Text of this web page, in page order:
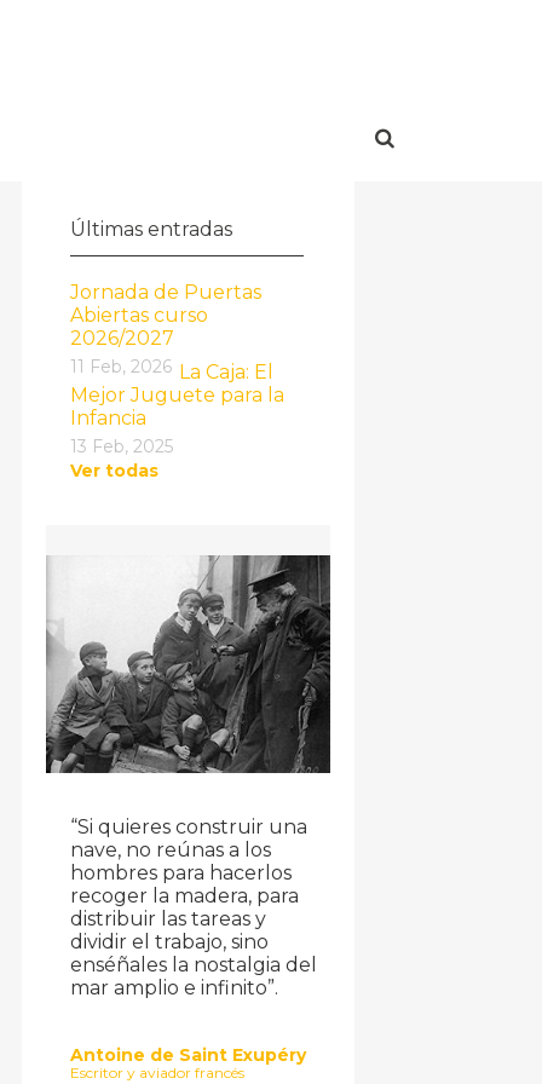
Últimas entradas
Jornada de Puertas
Abiertas curso
2026/2027
11 Feb, 2026 La Caja: El
Mejor Juguete para la
Infancia
13 Feb, 2025
Ver todas
“Si quieres construir una
nave, no reúnas a los
hombres para hacerlos
recoger la madera, para
distribuir las tareas y
dividir el trabajo, sino
enséñales la nostalgia del
mar amplio e infinito”.
Antoine de Saint Exupéry
Escritor y aviador francés